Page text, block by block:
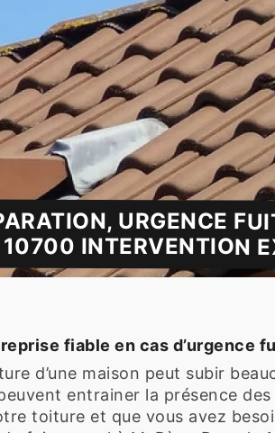
URGENCE
INTERVENTION
fiable en cas d’urgence
d’une maison peut subir
entrainer la présence
toiture et que vous avez